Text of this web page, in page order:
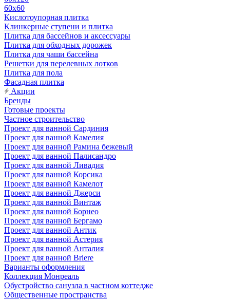
60х60
Кислотоупорная плитка
Клинкерные ступени и плитка
Плитка для бассейнов и аксессуары
Плитка для обходных дорожек
Плитка для чаши бассейна
Решетки для перелевных лотков
Плитка для пола
Фасадная плитка
Акции
Бренды
Готовые проекты
Частное строительство
Проект для ванной Сардиния
Проект для ванной Камелия
Проект для ванной Рамина бежевый
Проект для ванной Палисандро
Проект для ванной Ливадия
Проект для ванной Корсика
Проект для ванной Камелот
Проект для ванной Джерси
Проект для ванной Винтаж
Проект для ванной Борнео
Проект для ванной Бергамо
Проект для ванной Антик
Проект для ванной Астерия
Проект для ванной Анталия
Проект для ванной Briere
Варианты оформления
Коллекция Монреаль
Обустройство санузла в частном коттедже
Общественные пространства